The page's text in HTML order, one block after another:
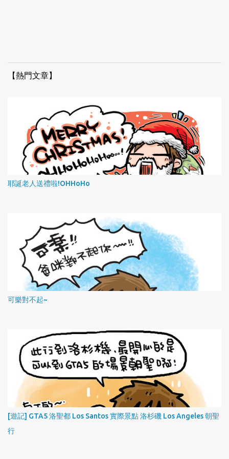
【熱門文章】
耶誕老人送禮啦!OHHoHo
可樂對不起~
[遊記] GTA5 洛聖都 Los Santos 實際景點 洛杉磯 Los Angeles 朝聖
行